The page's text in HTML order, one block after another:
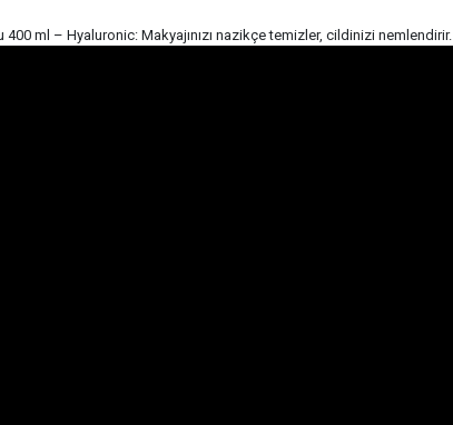
ml – Hyaluronic: Makyajınızı nazikçe temizler, cildinizi nemlendirir.